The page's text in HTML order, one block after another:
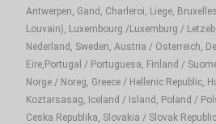
Antwerpen, Gand, Charleroi, Liege,
Louvain), Luxembourg /Luxemburg /
Nederland, Sweden, Austria / Osterreich,
Eire,Portugal / Portuguesa, Finland /
Norge / Noreg, Greece / Hellenic Republic,
Koztarsasag, Iceland / Island, Poland /
Ceska Republika, Slovakia / Slovak